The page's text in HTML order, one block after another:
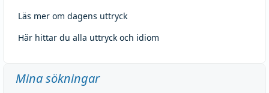
Läs mer om dagens uttryck
Här hittar du alla uttryck och idiom
Mina sökningar